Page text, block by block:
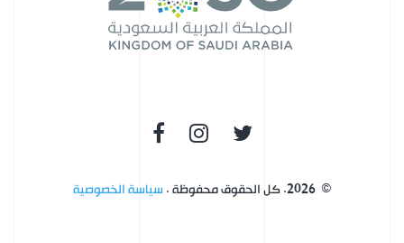
©
2026
.كل الحقوق محفوظة. سياسة الخصوصية